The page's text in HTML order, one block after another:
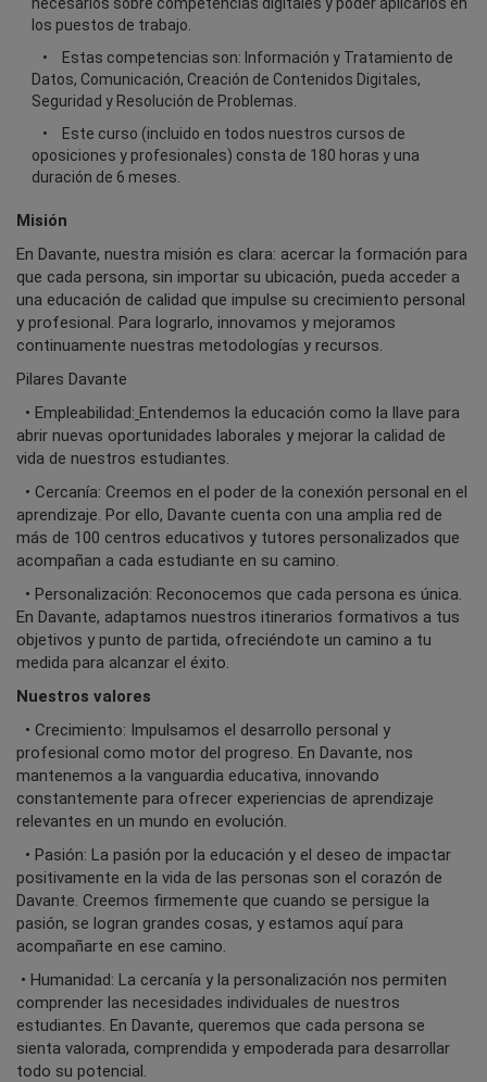
los puestos de trabajo.
Estas competencias son: Información y Tratamiento de
Datos, Comunicación, Creación de Contenidos Digitales,
Seguridad y Resolución de Problemas.
Este curso (incluido en todos nuestros cursos de
oposiciones y profesionales) consta de 180 horas y una
duración de 6 meses.
Misión
En Davante, nuestra misión es clara: acercar la formación para
que cada persona, sin importar su ubicación, pueda acceder a
una educación de calidad que impulse su crecimiento personal
y profesional. Para lograrlo, innovamos y mejoramos
continuamente nuestras metodologías y recursos.
Pilares Davante
• Empleabilidad: Entendemos la educación como la llave para
abrir nuevas oportunidades laborales y mejorar la calidad de
vida de nuestros estudiantes.
• Cercanía: Creemos en el poder de la conexión personal en el
aprendizaje. Por ello, Davante cuenta con una amplia red de
más de 100 centros educativos y tutores personalizados que
acompañan a cada estudiante en su camino.
• Personalización: Reconocemos que cada persona es única.
En Davante, adaptamos nuestros itinerarios formativos a tus
objetivos y punto de partida, ofreciéndote un camino a tu
medida para alcanzar el éxito.
Nuestros valores
• Crecimiento: Impulsamos el desarrollo personal y
profesional como motor del progreso. En Davante, nos
mantenemos a la vanguardia educativa, innovando
constantemente para ofrecer experiencias de aprendizaje
relevantes en un mundo en evolución.
• Pasión: La pasión por la educación y el deseo de impactar
positivamente en la vida de las personas son el corazón de
Davante. Creemos firmemente que cuando se persigue la
pasión, se logran grandes cosas, y estamos aquí para
acompañarte en ese camino.
• Humanidad: La cercanía y la personalización nos permiten
comprender las necesidades individuales de nuestros
estudiantes. En Davante, queremos que cada persona se
sienta valorada, comprendida y empoderada para desarrollar
todo su potencial.